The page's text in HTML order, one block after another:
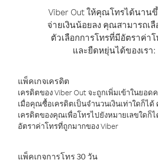
Viber Out ให้คุณโทรได้นาน
จ่ายเงินน้อยลง คุณสามารถเลื
ตัวเลือกการโทรที่มีอัตราค่าโ
และยืดหยุ่นได้ของเรา:
แพ็คเกจเครดิต
เครดิตของ Viber Out จะถูกเพิ่มเข้าในยอ
เมื่อคุณซื้อเครดิตเป็นจำนวนเงินเท่าใดก็ไ
เครดิตของคุณเพื่อโทรไปยังหมายเลขใดก็
อัตราค่าโทรที่ถูกมากของ Viber
แพ็คเกจการโทร 30 วัน